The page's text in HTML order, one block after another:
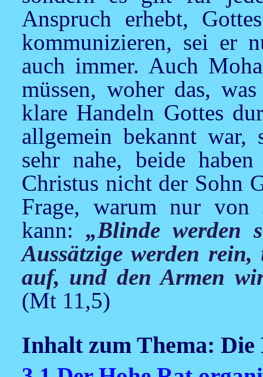
Anspruch erhebt,
kommunizieren, sei er
auch immer. Auch
müssen, woher das,
klare Handeln Gottes
allgemein bekannt war,
sehr nahe, beide
Christus nicht der Sohn
Frage, warum nur von
kann: „Blinde werden
Aussätzige werden
auf, und den Armen
(Mt 11,5)
Inhalt zum Thema: